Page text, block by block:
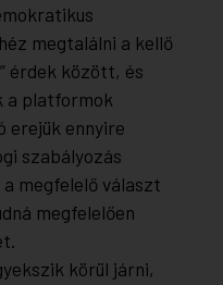
megtalálni a kellő
érdek között, és
a platformok
erejük ennyire
szabályozás
megfelelő választ
megfelelően
körül járni,